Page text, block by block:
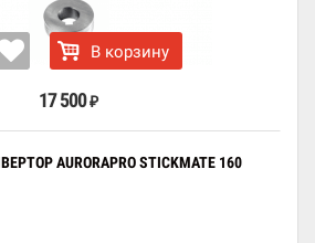
В корзину
17 500 ₽
AURORAPRO STICKMATE 160